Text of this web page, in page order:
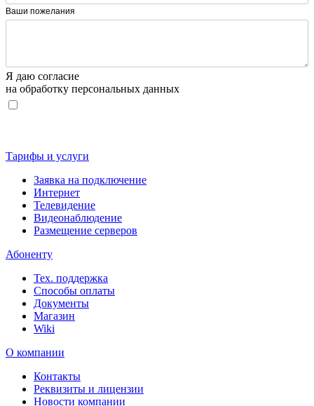
Ваши пожелания
Я даю согласие
на обработку персональных данных
Тарифы и услуги
Заявка на подключение
Интернет
Телевидение
Видеонаблюдение
Размещение серверов
Абоненту
Тех. поддержка
Способы оплаты
Документы
Магазин
Wiki
О компании
Контакты
Реквизиты и лицензии
Новости компании